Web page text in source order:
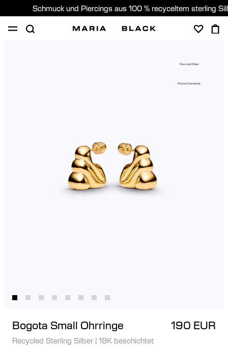
Schmuck und Piercings aus 100 % recyceltem sterling
Recycled Silber
Etische Standards
Bogota Small Ohrringe 190 EUR
Recycled Sterling Silber | 18K beschichtet